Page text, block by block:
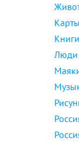
Карты
Люди